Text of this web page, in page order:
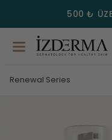
YAZ FIRSATI:
SERİMİZDE
Renewal Series